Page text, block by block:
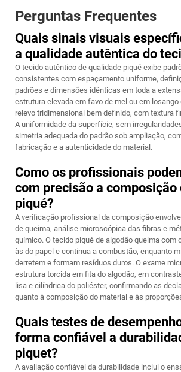
Perguntas Frequentes
Quais sinais visuais
a qualidade autêntica do
O tecido autêntico de qualidade piqué exibe
consistentes com espaçamento uniforme,
padrões e dimensões idênticas em toda a
estrutura elevada em favo de mel ou em losango
relevo tridimensional bem definido, com textura
A uniformidade da superfície, sem
simetria adequada do padrão sob ampliação,
fabricação e a autenticidade do material.
Como os profissionais
com precisão a composição
piqué?
A verificação profissional da composição
de queima, análise microscópica das fibras e
químico. O tecido piqué de algodão queima com
às do papel e continua a combustão, enquanto
derretem e formam resíduos duros. O exame
estrutura torcida em fita do algodão, em
lisa e cilíndrica do poliéster, confirmando as
quanto à composição do material e às
Quais testes de
forma confiável a
piquet?
A avaliação confiável da durabilidade inclui o